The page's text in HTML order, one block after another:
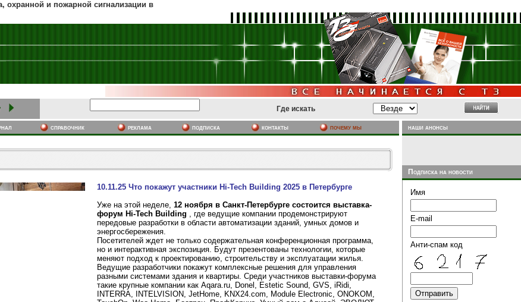
охранной и пожарной сигнализации в
Где искать
cправочник реклама подписка контакты почему мы наши анонсы
10.11.25 Что покажут участники Hi-Tech Building 2025 в Петербурге
Уже на этой неделе, 12 ноября в Санкт-Петербурге состоится выставка-
форум Hi-Tech Building , где ведущие компании продемонстрируют
передовые разработки в области автоматизации зданий, умных домов и
энергосбережения.
Посетителей ждет не только содержательная конференционная программа,
но и интерактивная экспозиция. Будут презентованы технологии, которые
меняют подход к проектированию, строительству и эксплуатации жилья.
Ведущие разработчики покажут комплексные решения для управления
разными системами здания и квартиры. Среди участников выставки-форума
такие крупные компании как Aqara.ru, Donel, Estetic Sound, GVS, iRidi,
INTERRA, INTELVISION, JetHome, KNX24.com, Module Electronic, ONOKOM,
Подписка на новости
Имя
E-mail
Анти-спам код